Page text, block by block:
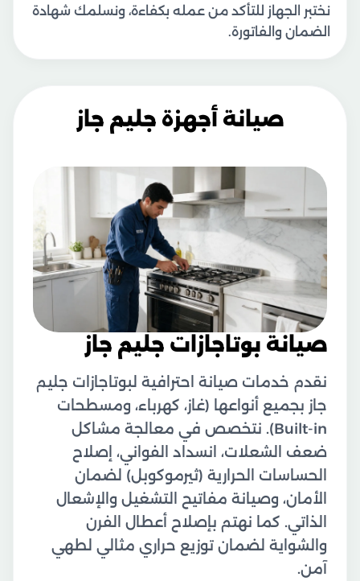
نختبر الجهاز للتأكد من عمله بكفاءة، ونسلمك شهادة
الضمان والفاتورة.
صيانة أجهزة جليم جاز
صيانة بوتاجازات جليم جاز
نقدم خدمات صيانة احترافية لبوتاجازات جليم
جاز بجميع أنواعها (غاز، كهرباء، ومسطحات
Built-in). نتخصص في معالجة مشاكل
ضعف الشعلات، انسداد الفواني، إصلاح
الحساسات الحرارية (ثيرموكوبل) لضمان
الأمان، وصيانة مفاتيح التشغيل والإشعال
الذاتي. كما نهتم بإصلاح أعطال الفرن
والشواية لضمان توزيع حراري مثالي لطهي
آمن.